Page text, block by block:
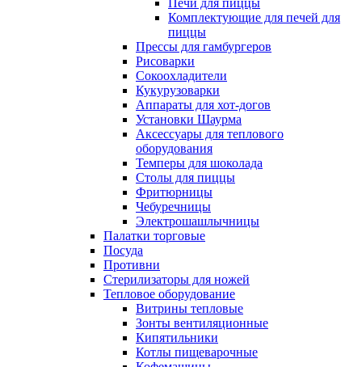
Печи для пиццы
Комплектующие для печей для
пиццы
Прессы для гамбургеров
Рисоварки
Сокоохладители
Кукурузоварки
Аппараты для хот-догов
Установки Шаурма
Аксессуары для теплового
оборудования
Темперы для шоколада
Столы для пиццы
Фритюрницы
Чебуречницы
Электрошашлычницы
Палатки торговые
Посуда
Противни
Стерилизаторы для ножей
Тепловое оборудование
Витрины тепловые
Зонты вентиляционные
Кипятильники
Котлы пищеварочные